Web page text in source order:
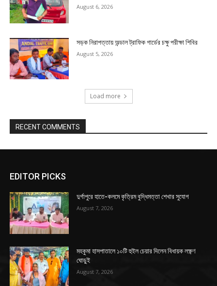
August 6, 2026
সড়ক নিরাপত্তায় অন্ডাল ট্রাফিক গার্ডের চক্ষু পরীক্ষা শিবির
August 5, 2026
Load more
RECENT COMMENTS
EDITOR PICKS
দুর্গাপুরে হাতে-কলমে কৃত্রিম বুদ্ধিমত্তা শেখার সুযোগ
August 7, 2026
মহকুমা হাসপাতালে ১০টি হুইল চেয়ার দিলেন বিধায়ক লক্ষ্ণণ
ঘোড়ুই
August 7, 2026